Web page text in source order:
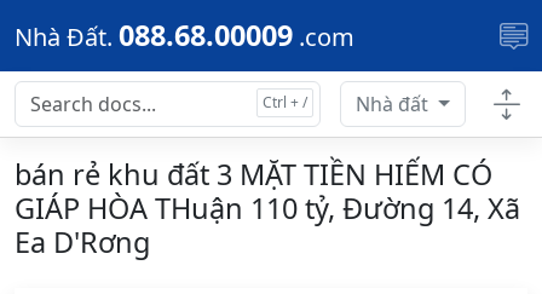
Skip to main content
Nhà Đất. 088.68.00009 .com
Nhà đất
bán rẻ khu đất 3 MẶT TIỀN HIẾM CÓ
GIÁP HÒA THuận 110 tỷ, Đường 14, Xã
Ea D'Rơng